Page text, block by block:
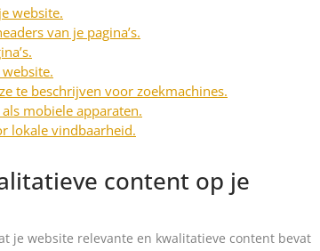
website.
van je pagina’s.
te beschrijven voor zoekmachines.
mobiele apparaten.
lokale vindbaarheid.
content op je
je website relevante en kwalitatieve content bevat